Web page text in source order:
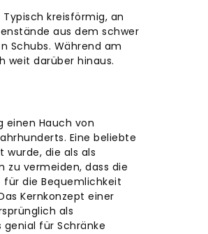
kreisförmig, an
aus dem schwer
Schubs. Während am
weit darüber hinaus.
einen Hauch von
Eine beliebte
die als als
zu vermeiden, dass die
für die Bequemlichkeit
Kernkonzept einer
als
für Schränke